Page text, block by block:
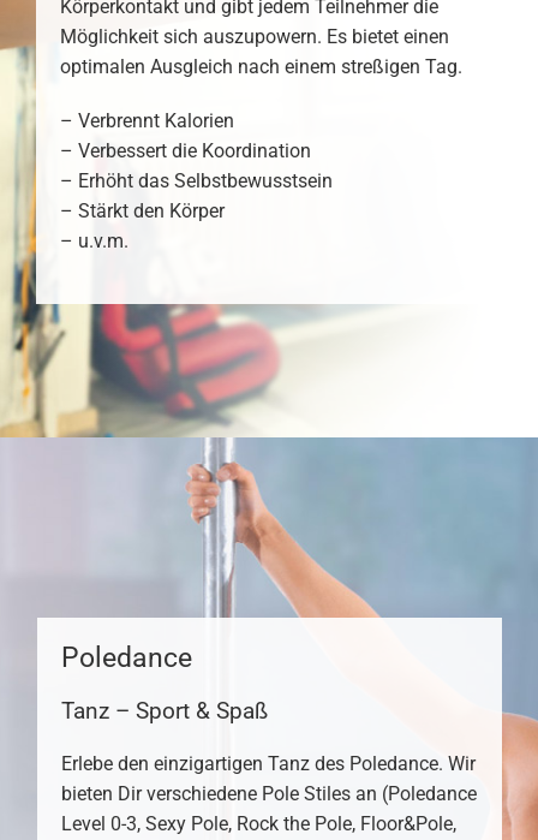
Körperkontakt und gibt jedem Teilnehmer die
Möglichkeit sich auszupowern. Es bietet einen
optimalen Ausgleich nach einem streßigen Tag.
– Verbrennt Kalorien
– Verbessert die Koordination
– Erhöht das Selbstbewusstsein
– Stärkt den Körper
– u.v.m.
Poledance
Tanz – Sport & Spaß
Erlebe den einzigartigen Tanz des Poledance. Wir
bieten Dir verschiedene Pole Stiles an (Poledance
Level 0-3, Sexy Pole, Rock the Pole, Floor&Pole,